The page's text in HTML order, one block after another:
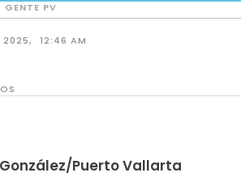
GENTE PV
2025,
12:46 AM
Puerto Vallarta